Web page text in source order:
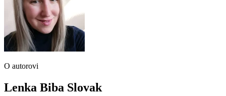
O autorovi
Lenka Biba Slovak